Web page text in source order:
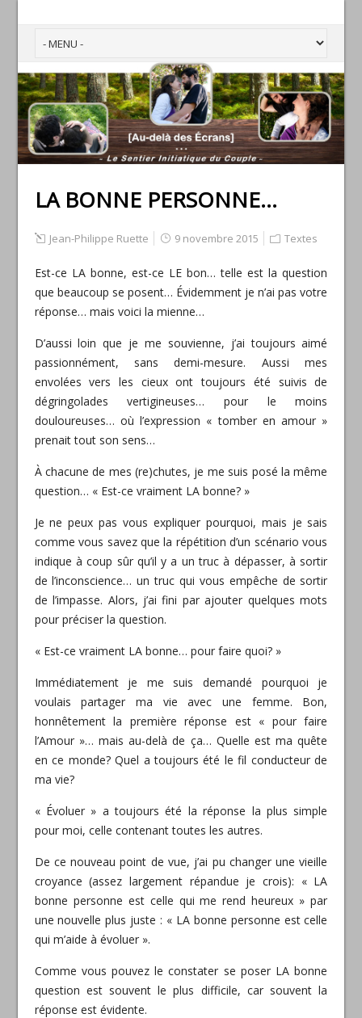
LA BONNE PERSONNE…
Jean-Philippe Ruette 9 novembre 2015 Textes
Est-ce LA bonne, est-ce LE bon… telle est la question
que beaucoup se posent… Évidemment je n’ai pas votre
réponse… mais voici la mienne…
D’aussi loin que je me souvienne, j’ai toujours aimé
passionnément, sans demi-mesure. Aussi mes
envolées vers les cieux ont toujours été suivis de
dégringolades vertigineuses… pour le moins
douloureuses… où l’expression « tomber en amour »
prenait tout son sens…
À chacune de mes (re)chutes, je me suis posé la même
question… « Est-ce vraiment LA bonne? »
Je ne peux pas vous expliquer pourquoi, mais je sais
comme vous savez que la répétition d’un scénario vous
indique à coup sûr qu’il y a un truc à dépasser, à sortir
de l’inconscience… un truc qui vous empêche de sortir
de l’impasse. Alors, j’ai fini par ajouter quelques mots
pour préciser la question.
« Est-ce vraiment LA bonne… pour faire quoi? »
Immédiatement je me suis demandé pourquoi je
voulais partager ma vie avec une femme. Bon,
honnêtement la première réponse est « pour faire
l’Amour »… mais au-delà de ça… Quelle est ma quête
en ce monde? Quel a toujours été le fil conducteur de
ma vie?
« Évoluer » a toujours été la réponse la plus simple
pour moi, celle contenant toutes les autres.
De ce nouveau point de vue, j’ai pu changer une vieille
croyance (assez largement répandue je crois): « LA
bonne personne est celle qui me rend heureux » par
une nouvelle plus juste : « LA bonne personne est celle
qui m’aide à évoluer ».
Comme vous pouvez le constater se poser LA bonne
question est souvent le plus difficile, car souvent la
réponse est évidente.